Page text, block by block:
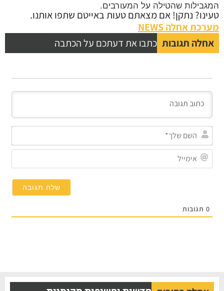
המגבילות שהטילה על המעורבים.
טעינו? נתקן! אם מצאתם טעות באייטם שתפו אותנו.
מערכת אחלה NEWS
אחלה תגובות כתבו את דעתכם על הכתבה
0תגובות